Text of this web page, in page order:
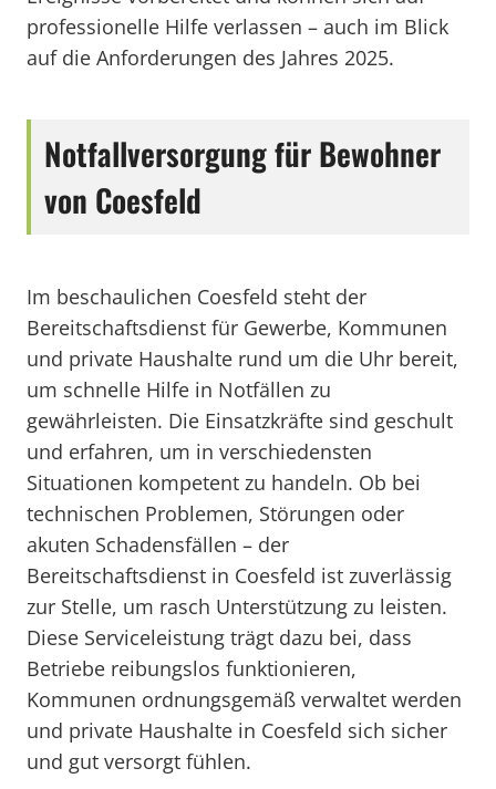
professionelle Hilfe verlassen – auch im Blick
auf die Anforderungen des Jahres 2025.
Notfallversorgung für Bewohner
von Coesfeld
Im beschaulichen Coesfeld steht der
Bereitschaftsdienst für Gewerbe, Kommunen
und private Haushalte rund um die Uhr bereit,
um schnelle Hilfe in Notfällen zu
gewährleisten. Die Einsatzkräfte sind geschult
und erfahren, um in verschiedensten
Situationen kompetent zu handeln. Ob bei
technischen Problemen, Störungen oder
akuten Schadensfällen – der
Bereitschaftsdienst in Coesfeld ist zuverlässig
zur Stelle, um rasch Unterstützung zu leisten.
Diese Serviceleistung trägt dazu bei, dass
Betriebe reibungslos funktionieren,
Kommunen ordnungsgemäß verwaltet werden
und private Haushalte in Coesfeld sich sicher
und gut versorgt fühlen.